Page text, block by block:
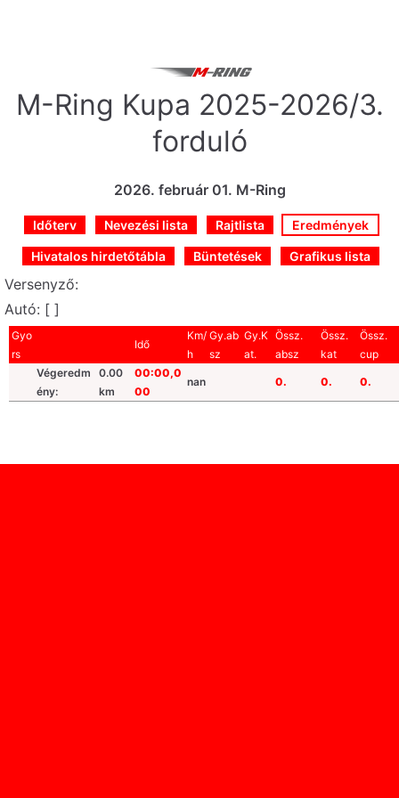
M-Ring Kupa 2025-2026/3.
forduló
2026. február 01. M-Ring
Időterv Nevezési lista Rajtlista Eredmények
Hivatalos hirdetőtábla Büntetések Grafikus lista
Versenyző:
Autó: [ ]
Gyo
rs
Idő
Km/
h
Gy.ab
sz
Gy.K
at.
Össz.
absz
Össz.
kat
Össz.
cup
Végeredm
ény:
0.00
km
00:00,0
00
nan 0. 0. 0.